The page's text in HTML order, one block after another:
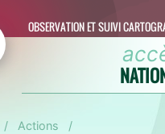
OBSERVATION ET SUIVI
Actions